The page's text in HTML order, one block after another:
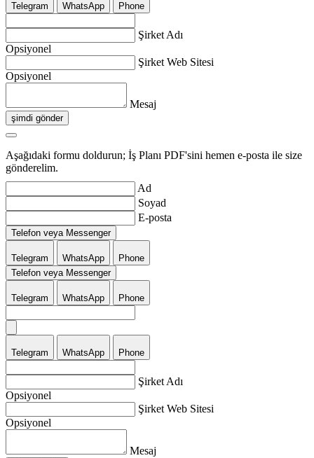
Telegram WhatsApp Phone
Şirket Adı
Opsiyonel
Şirket Web Sitesi
Opsiyonel
Mesaj
şimdi gönder
Aşağıdaki formu doldurun; İş Planı PDF'sini hemen e-posta ile size
gönderelim.
Ad
Soyad
E-posta
Telefon veya Messenger
Telegram WhatsApp
Phone
Telefon veya Messenger
Telegram WhatsApp Phone
Telegram WhatsApp Phone
Şirket Adı
Opsiyonel
Şirket Web Sitesi
Opsiyonel
Mesaj